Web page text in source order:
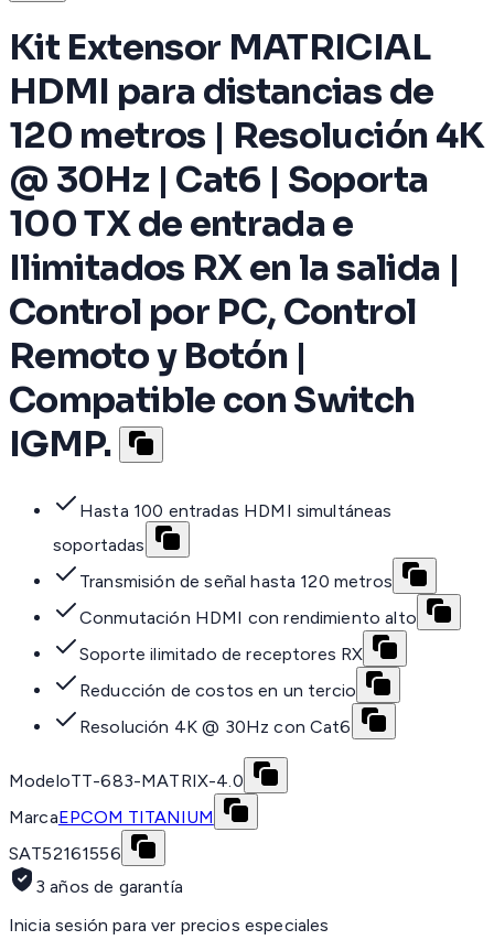
Kit Extensor MATRICIAL
HDMI para distancias de
120 metros | Resolución 4K
@ 30Hz | Cat6 | Soporta
100 TX de entrada e
Ilimitados RX en la salida |
Control por PC, Control
Remoto y Botón |
Compatible con Switch
IGMP.
Hasta 100 entradas HDMI simultáneas
soportadas
Transmisión de señal hasta 120 metros
Conmutación HDMI con rendimiento alto
Soporte ilimitado de receptores RX
Reducción de costos en un tercio
Resolución 4K @ 30Hz con Cat6
ModeloTT-683-MATRIX-4.0
MarcaEPCOM TITANIUM
SAT52161556
3 años de garantía
Inicia sesión para ver precios especiales